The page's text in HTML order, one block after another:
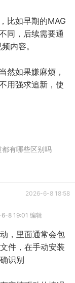
比如早期的MAG
同，后续需要通
内容。
然如果嫌麻烦，
用强求追新，使
有哪些区别吗
2026-6-8 18:58
8 19:01 编辑
，里面通常会包
件，在手动安装
识别